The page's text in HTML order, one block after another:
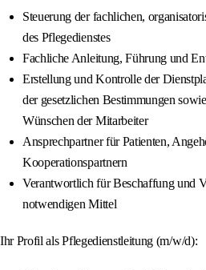
Steuerung der fachlichen,
des Pflegedienstes
Fachliche Anleitung, Führung und
Erstellung und Kontrolle der
der gesetzlichen Bestimmungen
Wünschen der Mitarbeiter
Ansprechpartner für Patienten,
Kooperationspartnern
Verantwortlich für Beschaffung und
notwendigen Mittel
Ihr Profil als Pflegedienstleitung (m/w/d):